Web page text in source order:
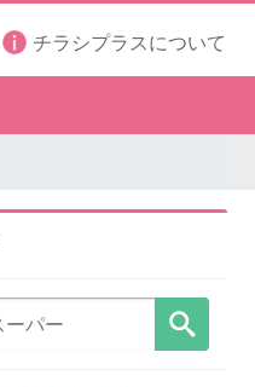
チラシプラスについて